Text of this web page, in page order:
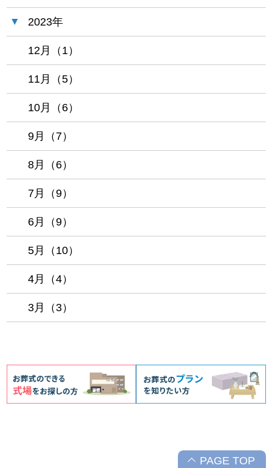
2023年
12月（1）
11月（5）
10月（6）
9月（7）
8月（6）
7月（9）
6月（9）
5月（10）
4月（4）
3月（3）
PAGE TOP